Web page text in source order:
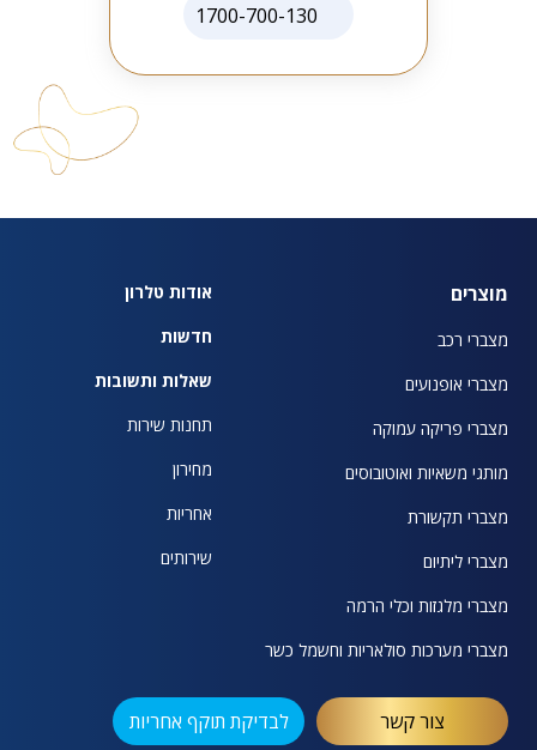
1700-700-130
מוצרים
מצברי רכב
מצברי אופנועים
מצברי פריקה עמוקה
מותגי משאיות ואוטובוסים
מצברי תקשורת
מצברי ליתיום
מצברי מלגזות וכלי הרמה
מצברי מערכות סולאריות וחשמל כשר
אודות טלרון
חדשות
שאלות ותשובות
תחנות שירות
מחירון
אחריות
שירותים
צור קשר לבדיקת תוקף אחריות